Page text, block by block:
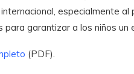
especialmente
para garantizar a los niños un
(PDF).